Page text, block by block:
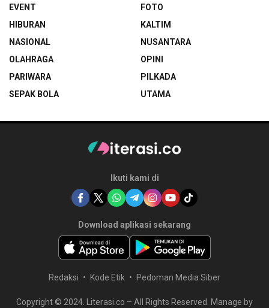
EVENT
FOTO
HIBURAN
KALTIM
NASIONAL
NUSANTARA
OLAHRAGA
OPINI
PARIWARA
PILKADA
SEPAK BOLA
UTAMA
Ikuti kami di
Download aplikasi sekarang
Redaksi Kode Etik Pedoman Media Siber
Copyright © 2024. Literasi.co – All Rights Reserved. Manage by